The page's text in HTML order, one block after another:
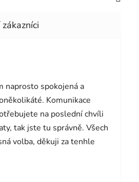
je 5 z 5 hvězdiček.
naprosto spokojená a
Komunikace
na poslední chvíli
tak jste tu správně. Všech
volba, děkuji za tenhle